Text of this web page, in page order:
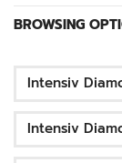
BROWSING
Intensiv
Intensiv